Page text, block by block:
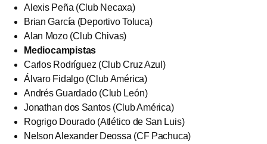
Alexis Peña (Club Necaxa)
Brian García (Deportivo Toluca)
Alan Mozo (Club Chivas)
Mediocampistas
Carlos Rodríguez (Club Cruz Azul)
Álvaro Fidalgo (Club América)
Andrés Guardado (Club León)
Jonathan dos Santos (Club América)
Rogrigo Dourado (Atlético de San Luis)
Nelson Alexander Deossa (CF Pachuca)